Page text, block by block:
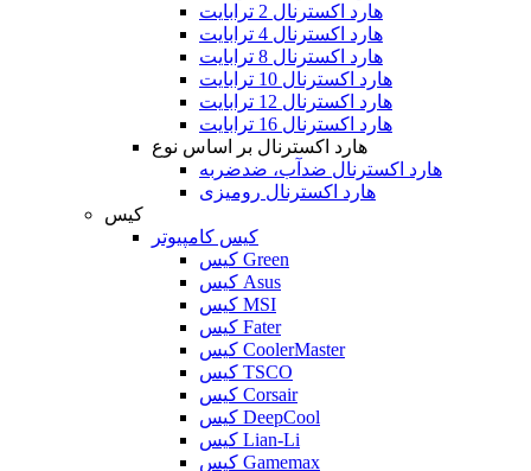
هارد اکسترنال 2 ترابایت
هارد اکسترنال 4 ترابایت
هارد اکسترنال 8 ترابایت
هارد اکسترنال 10 ترابایت
هارد اکسترنال 12 ترابایت
هارد اکسترنال 16 ترابایت
هارد اکسترنال بر اساس نوع
هارد اکسترنال ضدآب، ضدضربه
هارد اکسترنال رومیزی
کیس
کیس کامپیوتر
کیس Green
کیس Asus
کیس MSI
کیس Fater
کیس CoolerMaster
کیس TSCO
کیس Corsair
کیس DeepCool
کیس Lian-Li
کیس Gamemax